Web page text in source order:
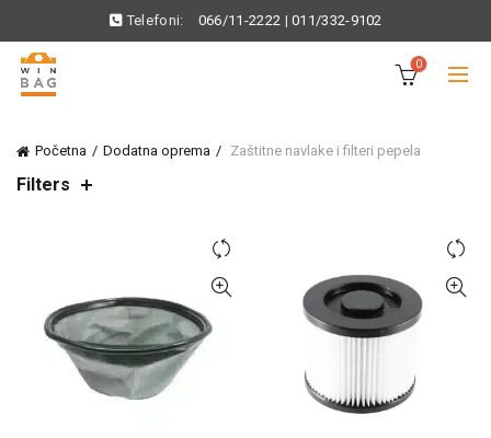
Telefoni: 066/11-2222 |011/332-9102
0
Početna Dodatna oprema Zaštitne navlake i filteri pepela
Filters